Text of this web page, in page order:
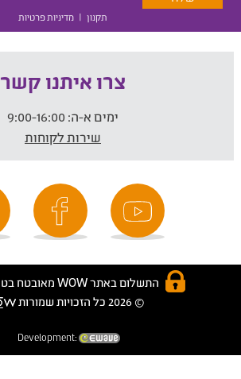
תקנון | מדיניות פרטיות
צרו איתנו קשר
ימים א-ה:
שירות לקוחות
התשלום באתר WOW מאובטח בטכנולוגית SSL
© 2026 כל הזכויות שמורות
Development: